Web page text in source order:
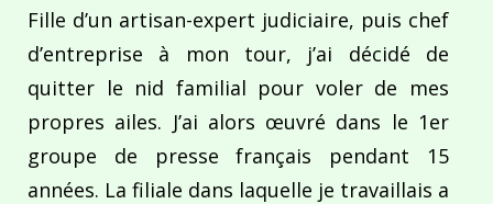
Fille d’un artisan-expert judiciaire, puis chef
d’entreprise à mon tour, j’ai décidé de
quitter le nid familial pour voler de mes
propres ailes. J’ai alors œuvré dans le 1er
groupe de presse français pendant 15
années. La filiale dans laquelle je travaillais a